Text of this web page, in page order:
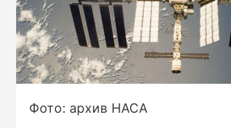
Фото: архив НАСА